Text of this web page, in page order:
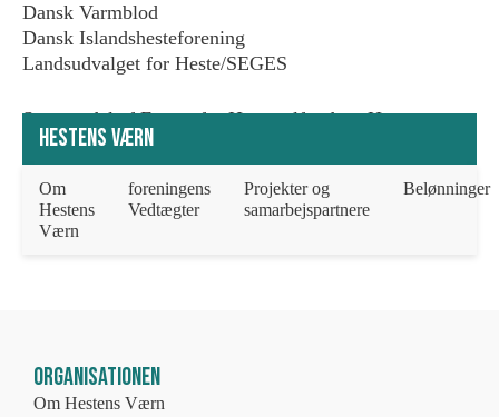
Dansk Varmblod
Dansk Islandshesteforening
Landsudvalget for Heste/SEGES
Som en del af Forum for Hestevelfærd, er Hestens
Værn med til, at oplyse politikere samt borgere om
faglige problemstillinger, med den hensigt at sikre og
øge den danske hestevelfærd.
Hestens Værn
Om
Hestens
Værn
foreningens
Vedtægter
Projekter og
samarbejspartnere
Belønninger
Organisationen
Om Hestens Værn